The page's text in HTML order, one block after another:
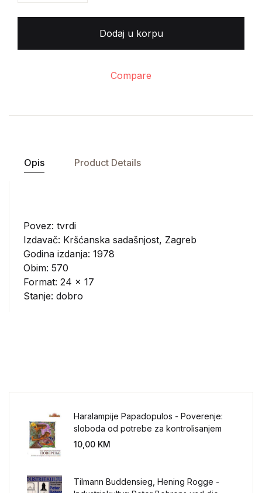
Dodaj u korpu
Compare
Opis Product Details
Povez: tvrdi
Izdavač: Kršćanska sadašnjost, Zagreb
Godina izdanja: 1978
Obim: 570
Format: 24 x 17
Stanje: dobro
Haralampije Papadopulos - Poverenje:
sloboda od potrebe za kontrolisanjem
sveta
10,00 KM
Tilmann Buddensieg, Hening Rogge -